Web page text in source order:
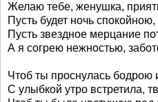
Желаю тебе, женушка,
Пусть будет ночь
Пусть звездное мерцание
А я согрею нежностью,
Чтоб ты проснулась бодрою
С улыбкой утро встретила,